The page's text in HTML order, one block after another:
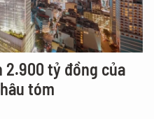
2.900 tỷ đồng của
tóm